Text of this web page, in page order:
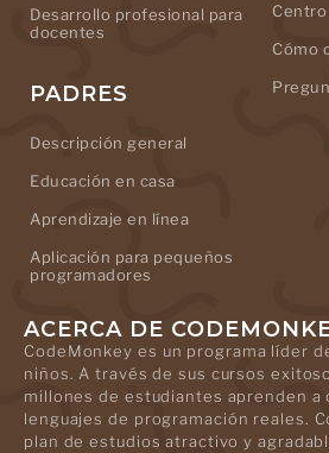
Desarrollo profesional para
docentes
PADRES
Descripción general
Educación en casa
Aprendizaje en línea
Aplicación para pequeños
programadores
Cómo
ACERCA DE
CodeMonkey es un programa líder
niños. A través de sus cursos
millones de estudiantes aprenden a
lenguajes de programación reales.
plan de estudios atractivo y